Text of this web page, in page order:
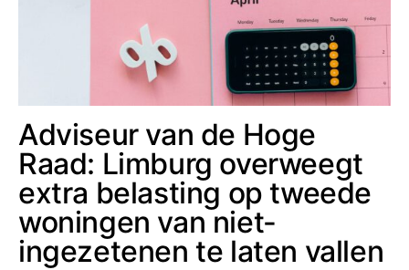
Adviseur van de Hoge
Raad: Limburg overweegt
extra belasting op tweede
woningen van niet-
ingezetenen te laten vallen